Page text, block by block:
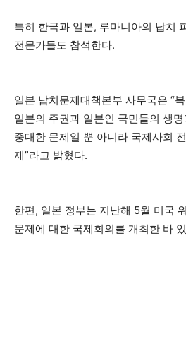
특히 한국과 일본, 루마니아의 납치
전문가들도 참석한다.
일본 납치문제대책본부 사무국은 “
일본의 주권과 일본인 국민들의 생
중대한 문제일 뿐 아니라 국제사회
제”라고 밝혔다.
한편, 일본 정부는 지난해 5월 미국
문제에 대한 국제회의를 개최한 바